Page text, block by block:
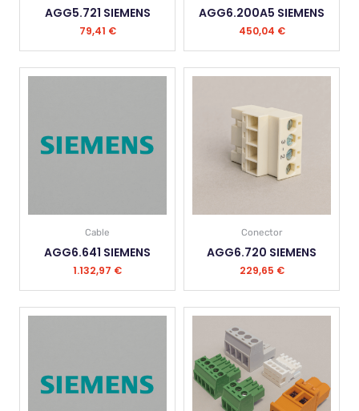
AGG5.721 SIEMENS
79,41 €
AGG6.200A5 SIEMENS
450,04 €
Cable
AGG6.641 SIEMENS
1.132,97 €
Conector
AGG6.720 SIEMENS
229,65 €